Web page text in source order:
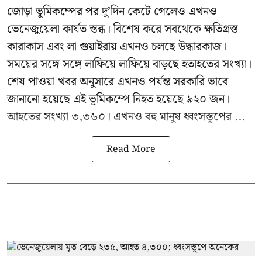
জোড়া ভূমিকম্পের পর দু’দিন কেটে গেলেও এখনও
ভেনেজুয়েলাকার্যত স্তব্ধ। বিশেষ করে সবথেকে ক্ষতিগ্রস্ত
কারাকাস এবং লা গুয়াইরায় এখনও চলছে উদ্ধারকাজ।
সময়ের সঙ্গে সঙ্গে লাফিয়ে লাফিয়ে বাড়ছে হতাহতের সংখ্যা।
শেষ পাওয়া খবর অনুসারে এখনও পর্যন্ত সরকারি ভাবে
জানানো হয়েছে এই ভূমিকম্পে নিহত হয়েছে ৯২০ জন।
আহতের সংখ্যা ৩,৩৬০। এখনও বহু মানুষ ধ্বংসস্তূপের ...
Read More